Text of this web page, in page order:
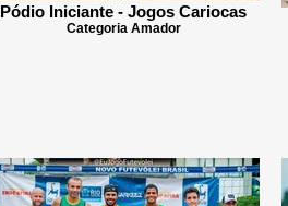
Pódio Iniciante - Jogos Cariocas
Categoria Amador